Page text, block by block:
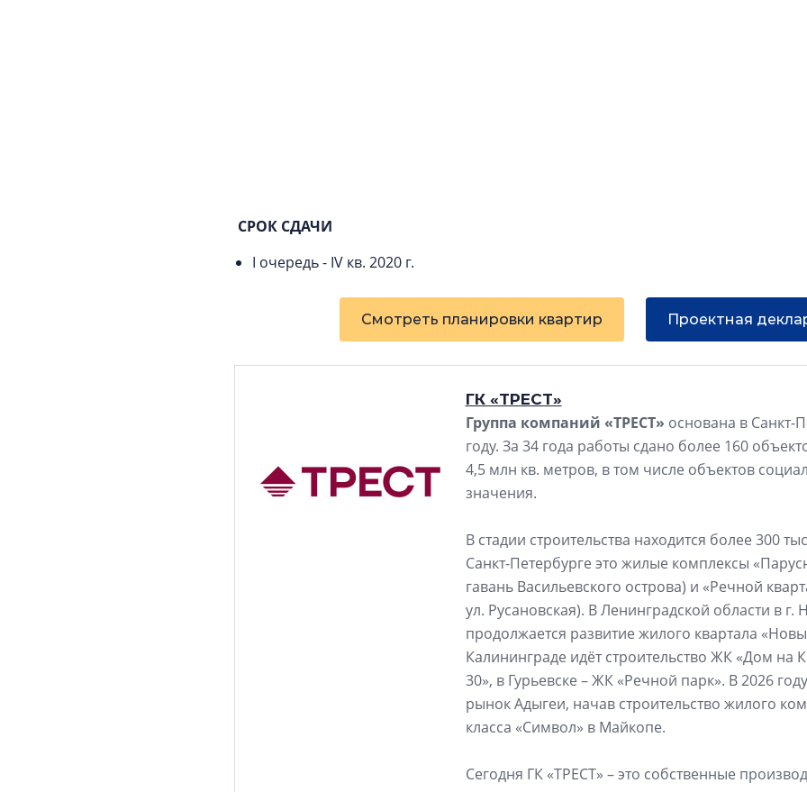
СРОК СДАЧИ
I очередь - IV кв. 2020 г.
Смотреть планировки квартир Проектная
ГК «ТРЕСТ»
Группа компаний «ТРЕСТ» основана в Санкт-
году. За 34 года работы сдано более 160
4,5 млн кв. метров, в том числе объектов
значения.
В стадии строительства находится более 300
Санкт-Петербурге это жилые комплексы
гавань Васильевского острова) и «Речной
ул. Русановская). В Ленинградской области в г.
продолжается развитие жилого квартала
Калининграде идёт строительство ЖК «Дом на
30», в Гурьевске – ЖК «Речной парк». В 2026
рынок Адыгеи, начав строительство жилого
класса «Символ» в Майкопе.
Сегодня ГК «ТРЕСТ» – это собственные